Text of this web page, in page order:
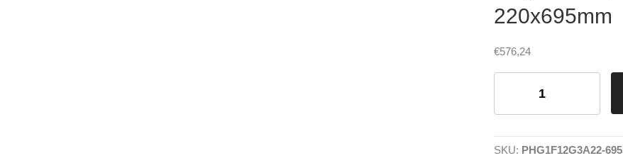
220x695mm
€576,24
Hager
Groepenkast
fase
220x695mm
SKU: PHG1F12G3A22-695